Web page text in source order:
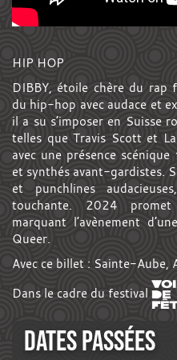
HIP HOP
DIBBY, étoile chère du rap
du hip-hop avec audace et
il a su s’imposer en Suisse
telles que Travis Scott et
avec une présence
et synthés avant-gardistes.
et punchlines
touchante. 2024
marquant l’avènement
Queer.
Avec ce billet : Sainte-Aube,
Dans le cadre du festival
DATES PASSÉES